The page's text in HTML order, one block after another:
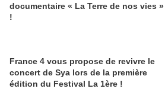
documentaire « La Terre de nos vies »
!
France 4 vous propose de revivre le
concert de Sya lors de la première
édition du Festival La 1ère !